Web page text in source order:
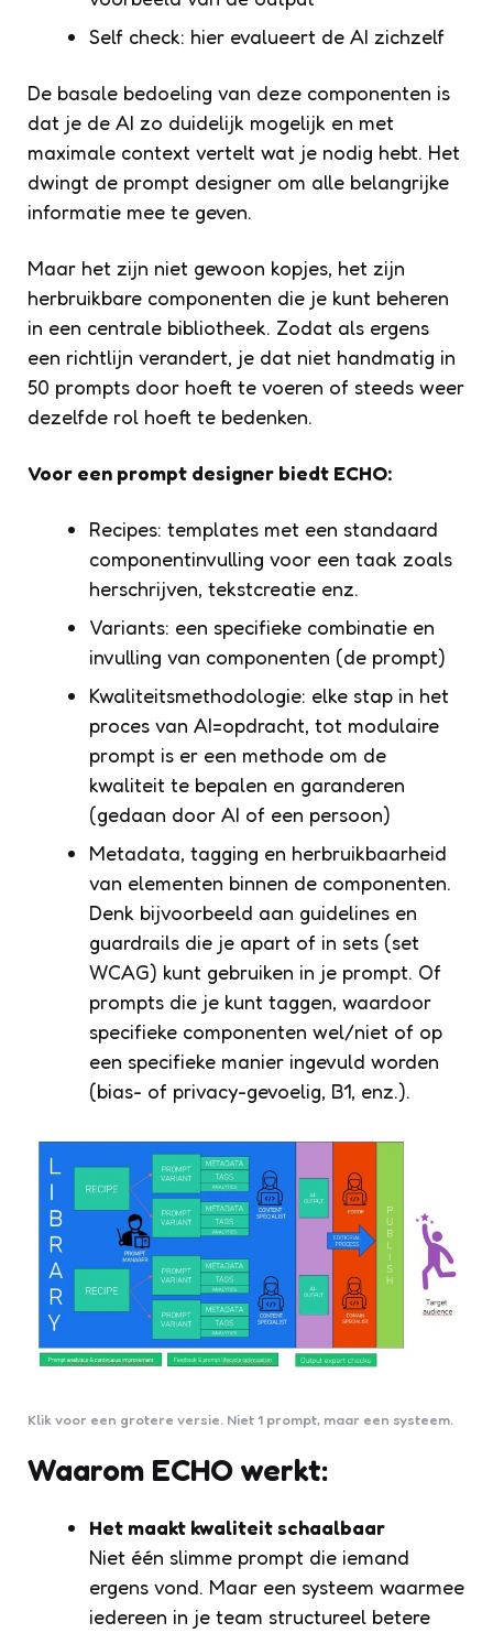
Self check: hier evalueert de AI zichzelf
De basale bedoeling van deze componenten is
dat je de AI zo duidelijk mogelijk en met
maximale context vertelt wat je nodig hebt. Het
dwingt de prompt designer om alle belangrijke
informatie mee te geven.
Maar het zijn niet gewoon kopjes, het zijn
herbruikbare componenten die je kunt beheren
in een centrale bibliotheek. Zodat als ergens
een richtlijn verandert, je dat niet handmatig in
50 prompts door hoeft te voeren of steeds weer
dezelfde rol hoeft te bedenken.
Voor een prompt designer biedt ECHO:
Recipes: templates met een standaard
componentinvulling voor een taak zoals
herschrijven, tekstcreatie enz.
Variants: een specifieke combinatie en
invulling van componenten (de prompt)
Kwaliteitsmethodologie: elke stap in het
proces van AI=opdracht, tot modulaire
prompt is er een methode om de
kwaliteit te bepalen en garanderen
(gedaan door AI of een persoon)
Metadata, tagging en herbruikbaarheid
van elementen binnen de componenten.
Denk bijvoorbeeld aan guidelines en
guardrails die je apart of in sets (set
WCAG) kunt gebruiken in je prompt. Of
prompts die je kunt taggen, waardoor
specifieke componenten wel/niet of op
een specifieke manier ingevuld worden
(bias- of privacy-gevoelig, B1, enz.).
Klik voor een grotere versie. Niet 1 prompt, maar een systeem.
Waarom ECHO werkt:
Het maakt kwaliteit schaalbaar
Niet één slimme prompt die iemand
ergens vond. Maar een systeem waarmee
iedereen in je team structureel betere